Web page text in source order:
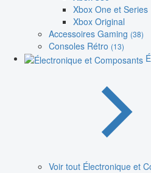
Xbox One et Series
Xbox Original
Accessoires Gaming (38)
Consoles Rétro (13)
Voir tout Électronique et